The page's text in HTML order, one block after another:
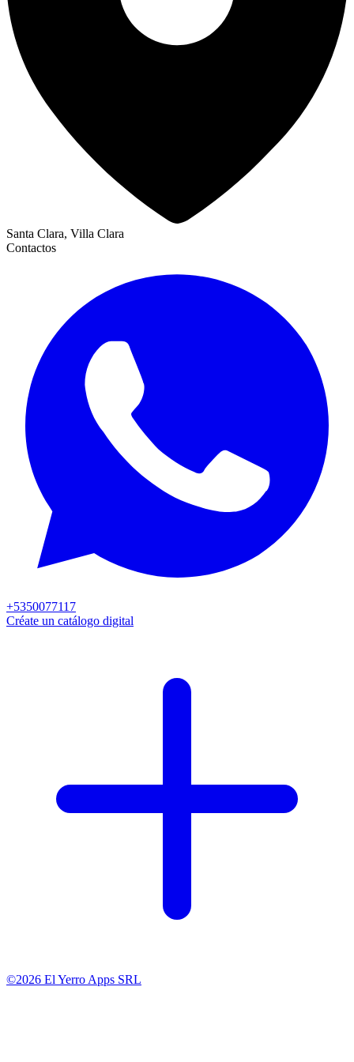
Santa Clara, Villa Clara
Contactos
+5350077117
Créate un catálogo digital
©2026 El Yerro Apps SRL